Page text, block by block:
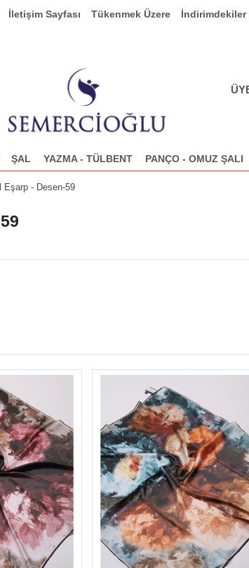
İletişim Sayfası Tükenmek Üzere İndirimdekiler
ŞAL YAZMA - TÜLBENT PANÇO - OMUZ ŞALI
Eşarp - Desen-59